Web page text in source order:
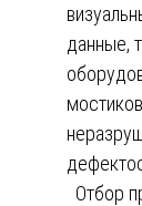
данные,
Отбор